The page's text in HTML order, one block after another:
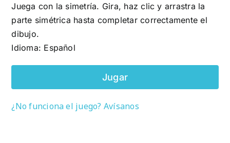
Juega con la simetría. Gira, haz clic y arrastra la
parte simétrica hasta completar correctamente el
dibujo.
Idioma: Español
Jugar
¿No funciona el juego? Avísanos